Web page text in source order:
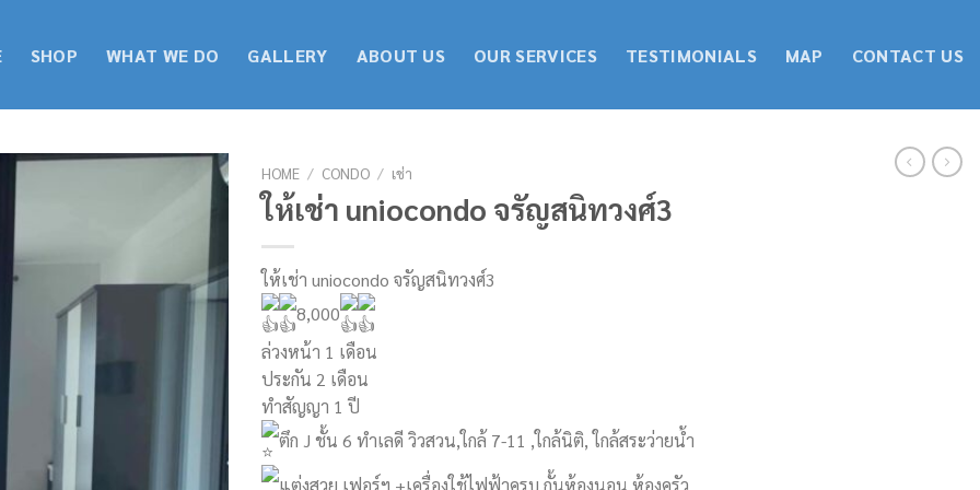
SHOP WHAT WE DO GALLERY ABOUT US OUR SERVICES TESTIMONIALS MAP CONTACT US
HOME / CONDO / เช่า
ให้เช่า uniocondo จรัญสนิทวงศ์3
ให้เช่า uniocondo จรัญสนิทวงศ์3
8,000
ล่วงหน้า 1 เดือน
ประกัน 2 เดือน
ทำสัญญา 1 ปี
ตึก J ชั้น 6 ทำเลดี วิวสวน,ใกล้ 7-11 ,ใกล้นิติ, ใกล้สระว่ายน้ำ
แต่งสวย เฟอร์ฯ +เครื่องใช้ไฟฟ้าครบ กั้นห้องนอน ห้องครัว​